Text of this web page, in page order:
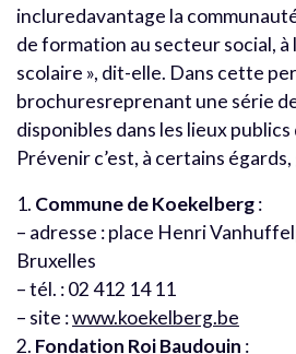
incluredavantage la
de formation au secteur social, à
scolaire », dit-elle. Dans cette
brochuresreprenant une série
disponibles dans les lieux publics
Prévenir c’est, à certains
1. Commune de Koekelberg:
– adresse : place Henri
Bruxelles
– tél. : 02 412 14 11
– site :www.koekelberg.be
2. Fondation Roi Baudouin :